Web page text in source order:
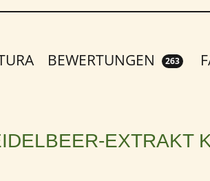
BEWERTUNGEN 263
EXTRAKT